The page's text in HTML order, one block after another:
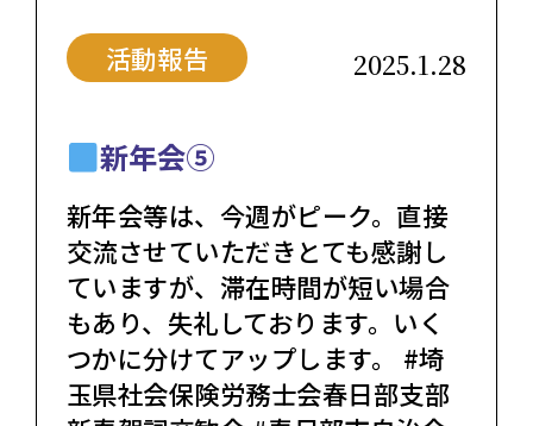
活動報告 2025.1.28
新年会⑤
新年会等は、今週がピーク。直接
交流させていただきとても感謝し
ていますが、滞在時間が短い場合
もあり、失礼しております。いく
つかに分けてアップします。 #埼
玉県社会保険労務士会春日部支部